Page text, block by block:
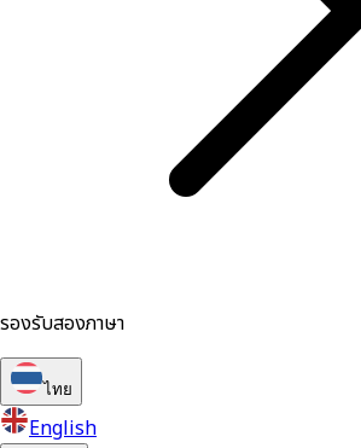
รองรับสองภาษา
ไทย
English